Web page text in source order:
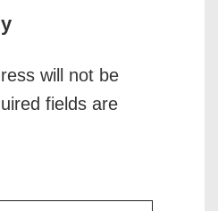
will not be
fields are